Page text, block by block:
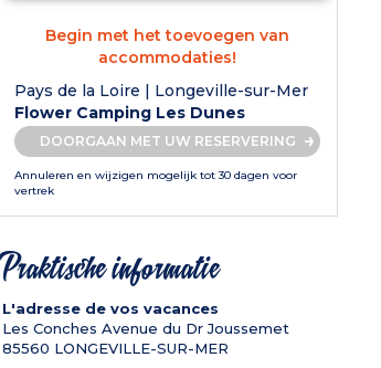
Begin met het toevoegen van
accommodaties!
Pays de la Loire | Longeville-sur-Mer
Flower Camping Les Dunes
DOORGAAN MET UW RESERVERING
Annuleren en wijzigen mogelijk tot 30 dagen voor
vertrek
Praktische informatie
L'adresse de vos vacances
Les Conches Avenue du Dr Joussemet
85560 LONGEVILLE-SUR-MER